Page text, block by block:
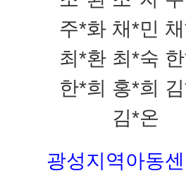
주*화 채*민
최*환 최*숙
한*희 홍*희
김*온
광성지역아동센